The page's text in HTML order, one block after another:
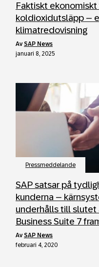
Faktiskt ekonomiskt
koldioxidutsläpp –
klimatredovisning
avSAP News
januari 8, 2025
Pressmeddelande
SAP satsar på
kunderna –
underhålls till slutet
Business Suite 7
avSAP News
februari 4, 2020